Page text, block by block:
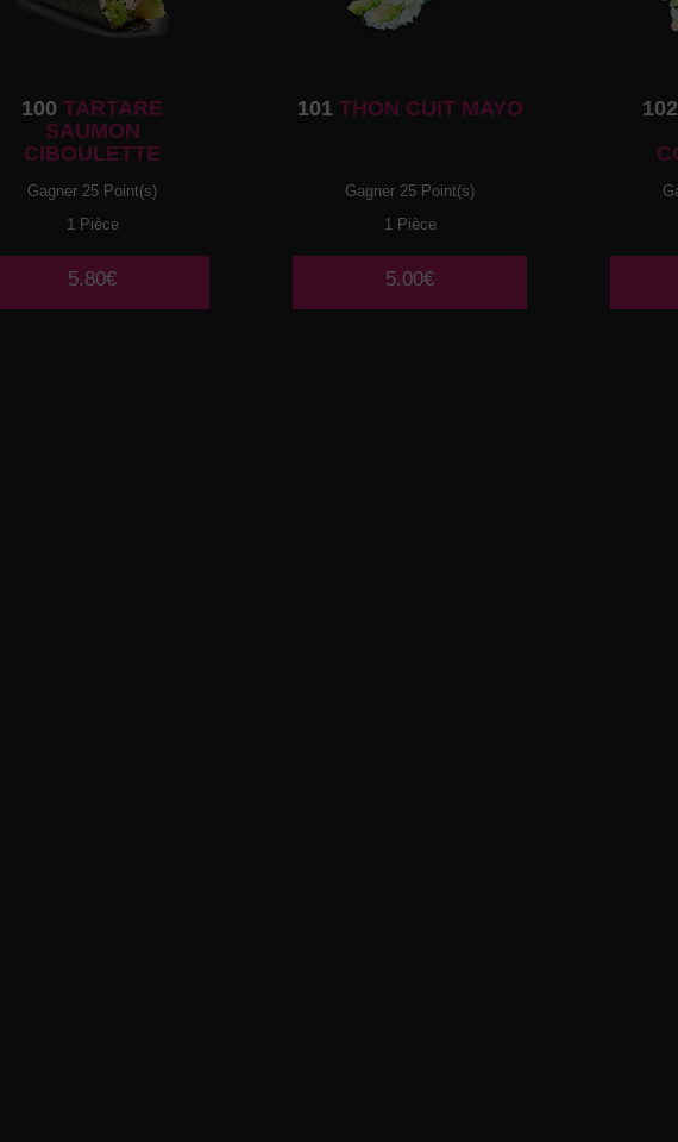
100 TARTARE
SAUMON
CIBOULETTE
Gagner 25 Point(s)
1 Pièce
5.80€
101THON CUIT MAYO
Gagner 25 Point(s)
1 Pièce
5.00€
102